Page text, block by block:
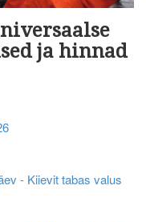
ja hinnad
- Kiievit tabas valus